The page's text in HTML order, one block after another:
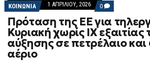
ΚΟΙΝΩΝΙΑ 1 ΑΠΡΙΛΊΟΥ, 2026 0 COMMENTS
ON
ΠΡΌΤΑΣΗ
ΤΗΣ
ΕΕ
ΓΙΑ
Πρόταση της ΕΕ για
Κυριακή χωρίς ΙΧ εξαιτίας
αύξησης σε πετρέλαιο και
αέριο